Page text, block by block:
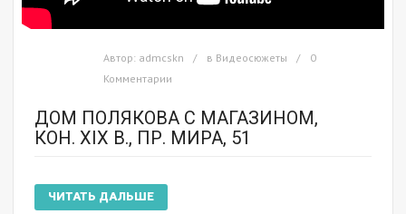
Автор: admcskn в Видеосюжеты
0
Комментарии
ДОМ ПОЛЯКОВА С МАГАЗИНОМ,
КОН. XIX В., ПР. МИРА, 51
ЧИТАТЬ ДАЛЬШЕ